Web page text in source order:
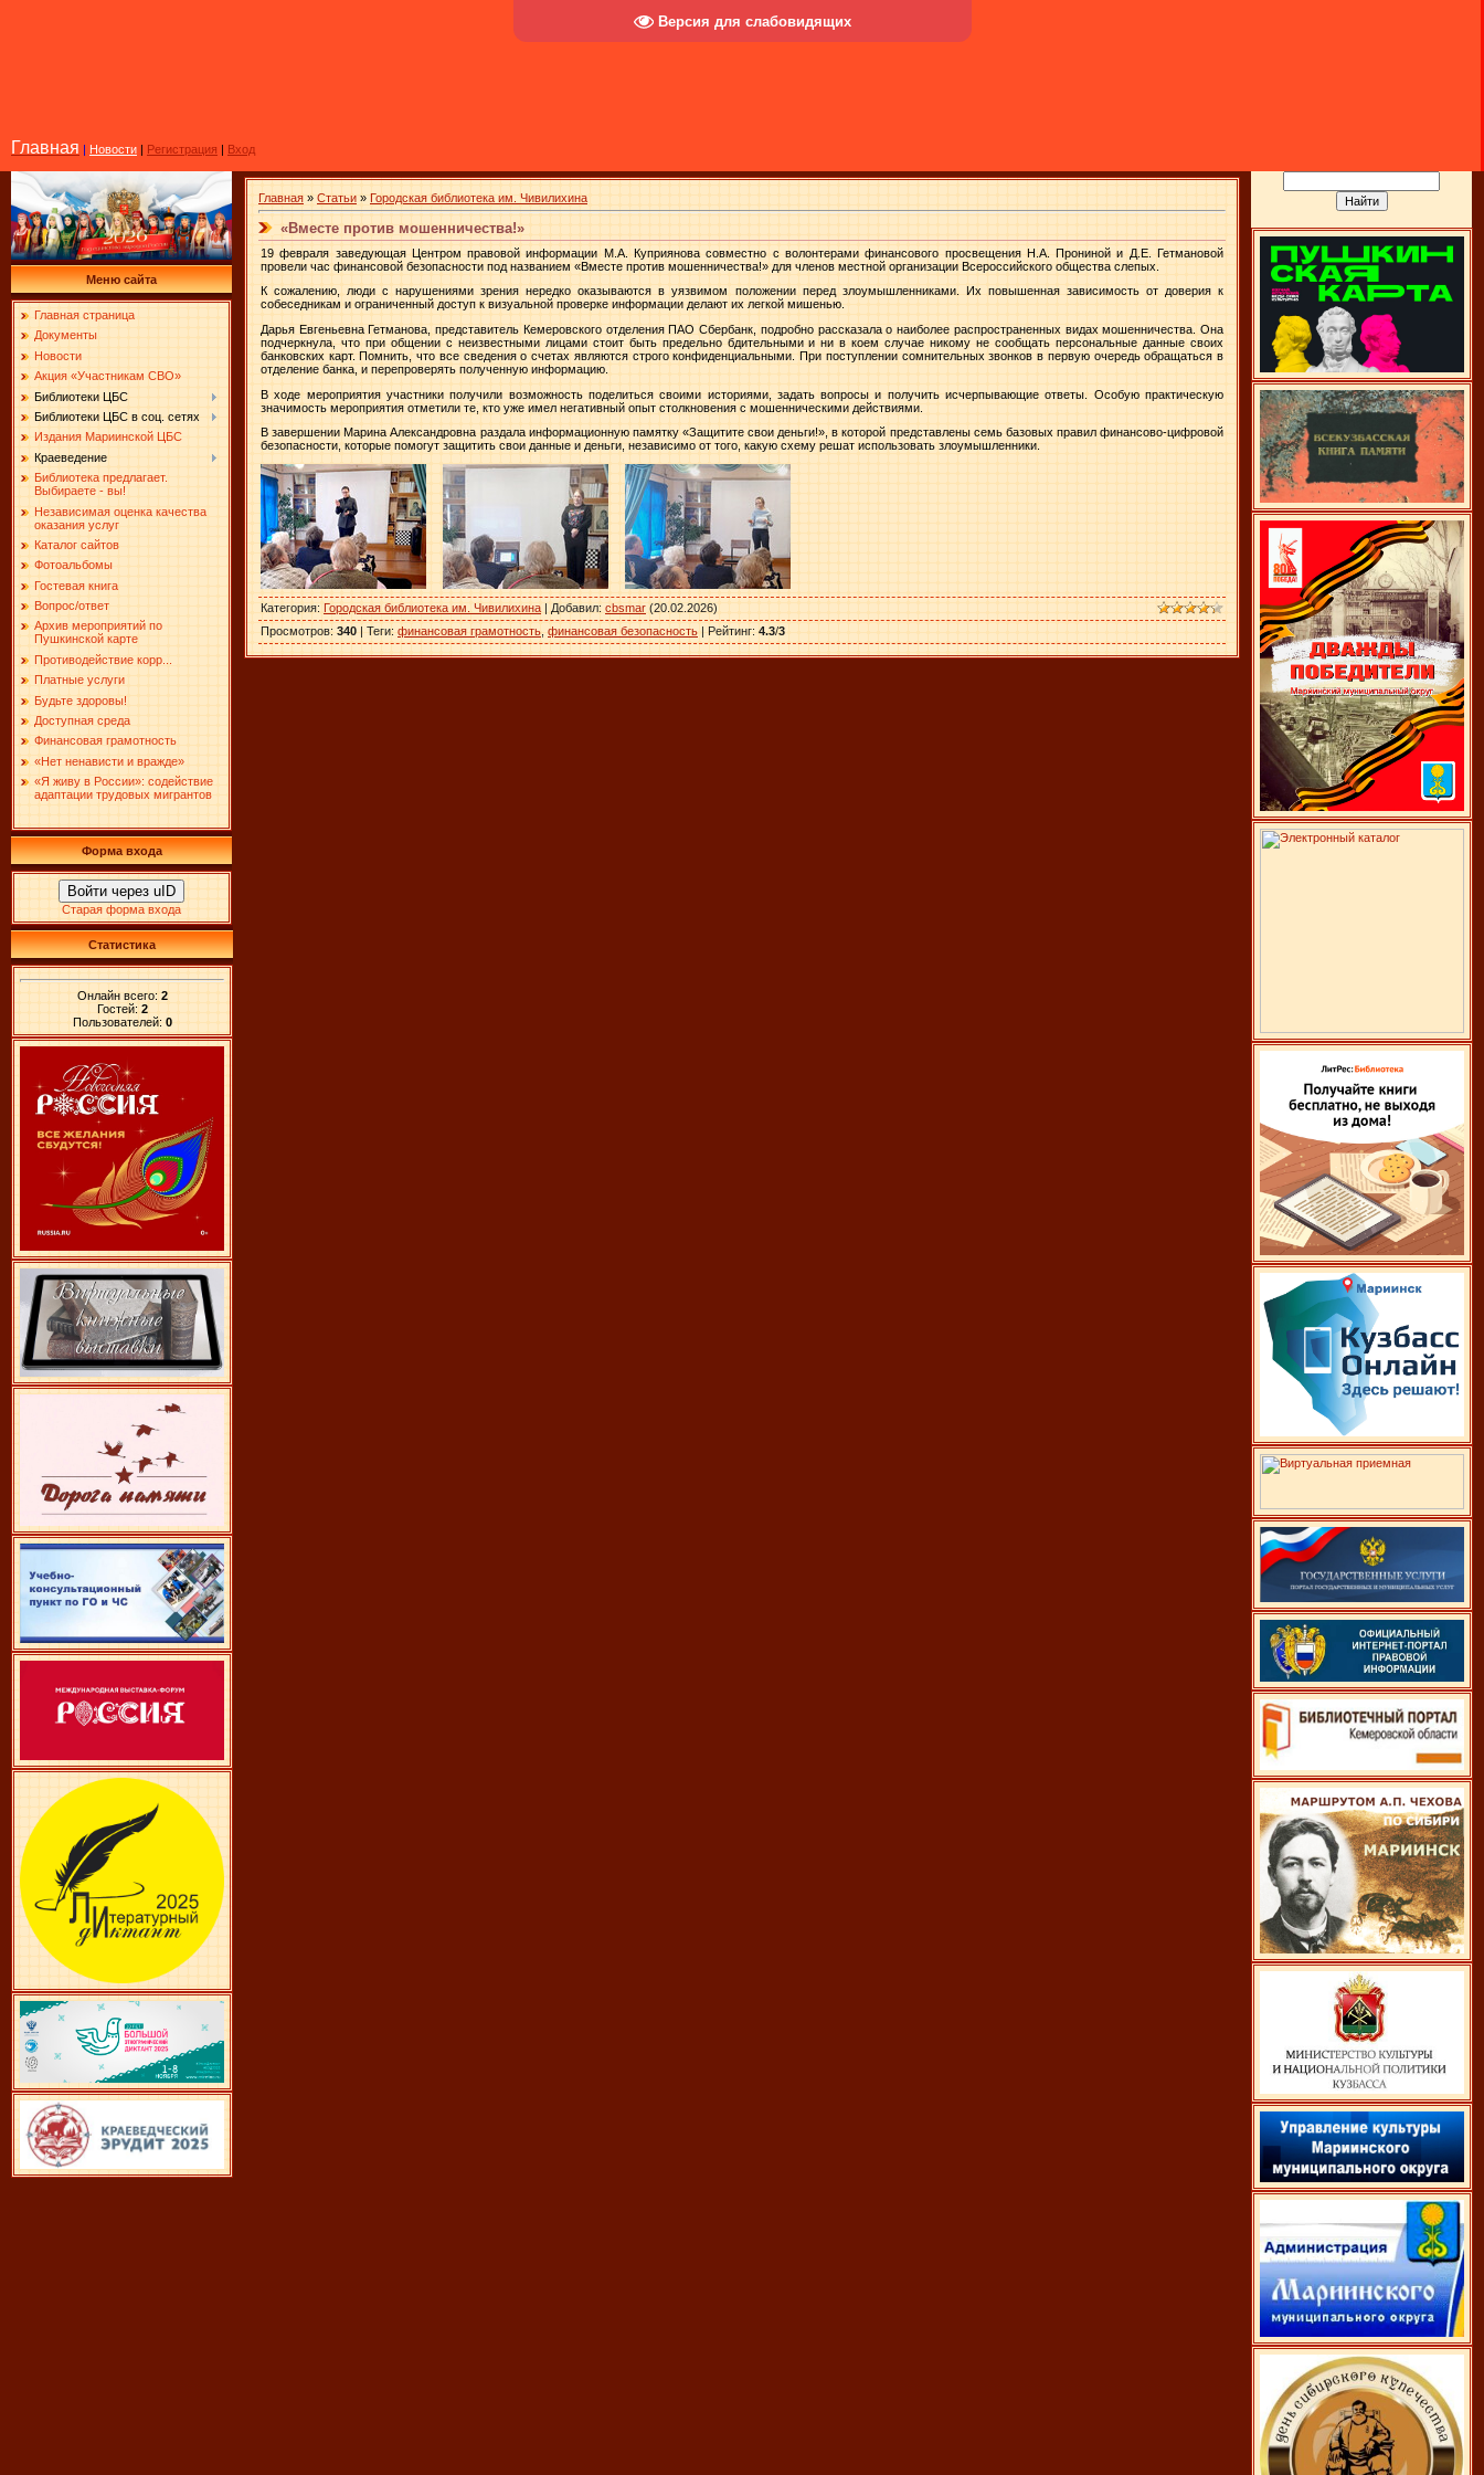
Версия для слабовидящих
Главная | Новости | Регистрация | Вход
Меню сайта
Главная страница
Документы
Новости
Акция «Участникам СВО»
Библиотеки ЦБС
Библиотеки ЦБС в соц. сетях
Издания Мариинской ЦБС
Краеведение
Библиотека предлагает.
Выбираете - вы!
Независимая оценка качества
оказания услуг
Каталог сайтов
Фотоальбомы
Гостевая книга
Вопрос/ответ
Архив мероприятий по
Пушкинской карте
Противодействие корр...
Платные услуги
Будьте здоровы!
Доступная среда
Финансовая грамотность
«Нет ненависти и вражде»
«Я живу в России»: содействие
адаптации трудовых мигрантов
Форма входа
Войти через uID
Старая форма входа
Статистика
Онлайн всего: 2
Гостей: 2
Пользователей: 0
Главная » Статьи » Городская библиотека им. Чивилихина
«Вместе против мошенничества!»
19 февраля заведующая Центром правовой информации М.А. Куприянова совместно с волонтерами финансового просвещения Н.А. Прониной и Д.Е. Гетмановой
провели час финансовой безопасности под названием «Вместе против мошенничества!» для членов местной организации Всероссийского общества слепых.
К сожалению, люди с нарушениями зрения нередко оказываются в уязвимом положении перед злоумышленниками. Их повышенная зависимость от доверия к
собеседникам и ограниченный доступ к визуальной проверке информации делают их легкой мишенью.
Дарья Евгеньевна Гетманова, представитель Кемеровского отделения ПАО Сбербанк, подробно рассказала о наиболее распространенных видах мошенничества. Она
подчеркнула, что при общении с неизвестными лицами стоит быть предельно бдительными и ни в коем случае никому не сообщать персональные данные своих
банковских карт. Помнить, что все сведения о счетах являются строго конфиденциальными. При поступлении сомнительных звонков в первую очередь обращаться в
отделение банка, и перепроверять полученную информацию.
В ходе мероприятия участники получили возможность поделиться своими историями, задать вопросы и получить исчерпывающие ответы. Особую практическую
значимость мероприятия отметили те, кто уже имел негативный опыт столкновения с мошенническими действиями.
В завершении Марина Александровна раздала информационную памятку «Защитите свои деньги!», в которой представлены семь базовых правил финансово-цифровой
безопасности, которые помогут защитить свои данные и деньги, независимо от того, какую схему решат использовать злоумышленники.
Категория: Городская библиотека им. Чивилихина | Добавил: cbsmar (20.02.2026)
Просмотров: 340 | Теги: финансовая грамотность финансовая безопасность | Рейтинг: 4.3/3